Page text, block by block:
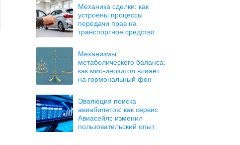
Механика сделки: как
устроены процессы
передачи прав на
транспортное средство
Механизмы
метаболического баланса:
как мио-инозитол влияет
на гормональный фон
Эволюция поиска
авиабилетов: как сервис
Авиасейлс изменил
пользовательский опыт